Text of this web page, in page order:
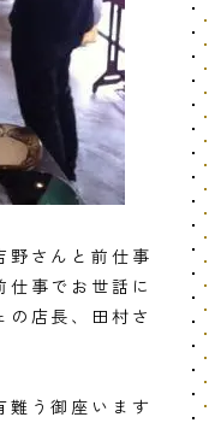
野さんと前仕事
仕事でお世話に
の店長、田村さ
難う御座います